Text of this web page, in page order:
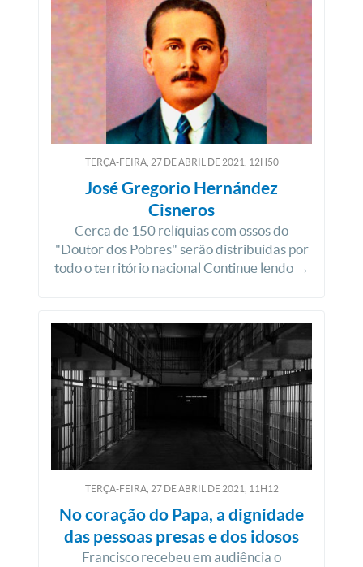
TERÇA-FEIRA, 27DEABRIL DE2021, 12H50
José Gregorio Hernández
Cisneros
Cerca de 150 relíquias com ossos do
"Doutor dos Pobres" serão distribuídas por
todo o território nacional Continue lendo →
TERÇA-FEIRA, 27DEABRIL DE2021, 11H12
No coração do Papa, a dignidade
das pessoas presas e dos idosos
Francisco recebeu em audiência o